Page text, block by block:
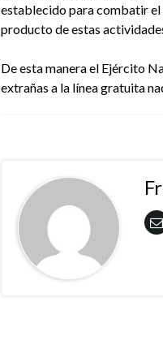
establecido para combatir
producto de estas
De esta manera el Ejército
extrañas a la línea gratuita